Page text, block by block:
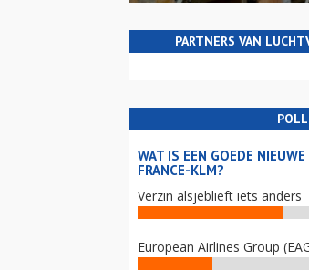
PARTNERS VAN
POLL
WAT IS EEN GOEDE
FRANCE-KLM?
Verzin alsjeblieft iets anders
European Airlines Group